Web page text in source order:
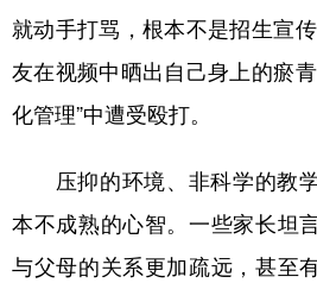
就动手打骂，根本不是招生宣
友在视频中晒出自己身上的瘀
化管理”中遭受殴打。
压抑的环境、非科学的教学
本不成熟的心智。一些家长坦
与父母的关系更加疏远，甚至